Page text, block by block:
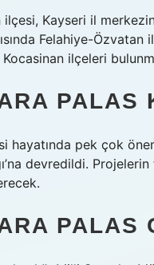
ilçesi, Kayseri il
Felahiye-
Kocasinan ilçeleri
PALAS
hayatında pek çok
devredildi.
PALAS